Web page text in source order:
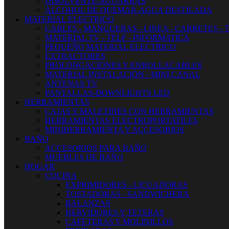
ALCOHOL DE QUEMAR-AGUA DESTILADA
MATERIAL ELECTRICO
CABLES - MANGUERAS - LINEA - CARRETES -
MATERIAL TV - TELF - INFORMATICA
PEQUEÑO MATERIAL ELECTRICO
EXTRACTORES
PROLONGACIONES Y ENROLLACABLES
MATERIAL INSTALACIÓN - MINI CANAL
ANTENAS TV
PANTALLAS-DOWNLIGHTS LED
HERRAMIENTAS
CAJAS Y MALETINES CON HERRAMIENTAS
HERRAMIENTAS ELECTROPORTATILES
MINIHERRAMIENTA Y ACCESORIOS
BAÑO
ACCESORIOS PARA BAÑO
MUEBLES DE BAÑO
HOGAR
COCINA
EXPRIMIDORES - LICUADORAS
TOSTADORAS - SANDWICHERA
BALANZAS
HERVIDORES Y TETERAS
CAFETERAS Y MOLINILLOS